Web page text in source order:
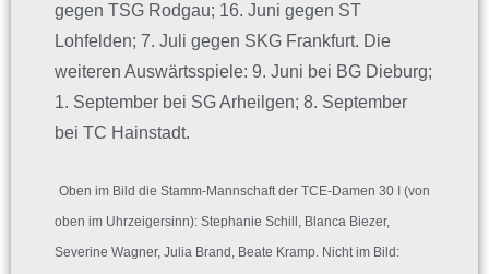
gegen TSG Rodgau; 16. Juni gegen ST
Lohfelden; 7. Juli gegen SKG Frankfurt. Die
weiteren Auswärtsspiele: 9. Juni bei BG Dieburg;
1. September bei SG Arheilgen; 8. September
bei TC Hainstadt.
Oben im Bild die Stamm-Mannschaft der TCE-Damen 30 I (von
oben im Uhrzeigersinn): Stephanie Schill, Blanca Biezer,
Severine Wagner, Julia Brand, Beate Kramp. Nicht im Bild: